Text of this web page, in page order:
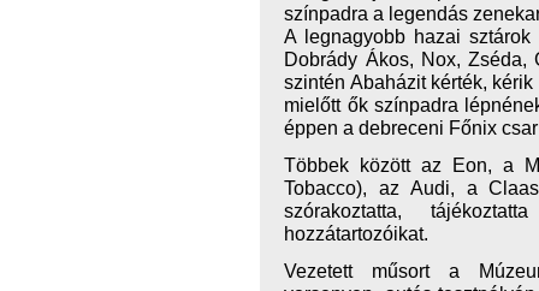
színpadra a legendás
A legnagyobb hazai
Dobrády Ákos, Nox,
szintén Abaházit kérték,
mielőtt ők színpadra
éppen a debreceni Főnix
Többek között az Eon, a
Tobacco), az Audi, a
szórakoztatta,
hozzátartozóikat.
Vezetett műsort a